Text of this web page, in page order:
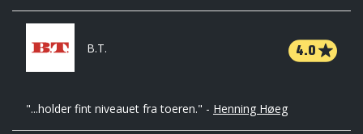
B.T. 4.0
"...holder fint niveauet fra toeren." - Henning Høeg